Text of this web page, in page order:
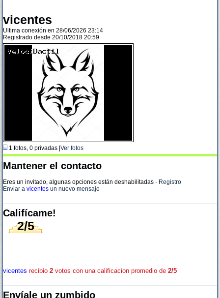
vicentes
Ultima conexión en 28/06/2026 23:14
Registrado desde 20/10/2018 20:59
1 fotos, 0 privadas | Ver fotos
Mantener el contacto
Eres un invitado, algunas opciones están deshabilitadas · Registro
Enviar a vicentes un nuevo mensaje
Califícame!
2/5
vicentes recibio 2 votos con una calificacion promedio de 2/5
Envíale un zumbido